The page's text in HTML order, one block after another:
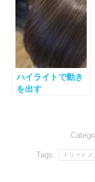
ハイライトで動き
を出す
Tags: トリート